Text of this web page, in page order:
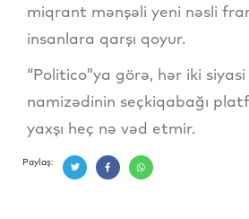
miqrant mənşəli yeni nəsli
insanlara qarşı qoyur.
“Politico”ya görə, hər iki
namizədinin seçkiqabağı
yaxşı heç nə vəd etmir.
Paylaş: